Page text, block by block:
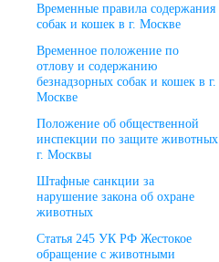
Временные правила содержания
собак и кошек в г. Москве
Временное положение по
отлову и содержанию
безнадзорных собак и кошек в г.
Москве
Положение об общественной
инспекции по защите животных
г. Москвы
Штафные санкции за
нарушение закона об охране
животных
Статья 245 УК РФ Жестокое
обращение с животными